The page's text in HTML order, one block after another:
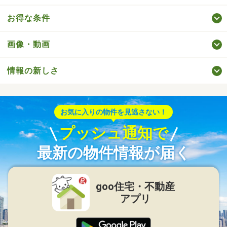
お得な条件
画像・動画
情報の新しさ
お気に入りの物件を見逃さない！
プッシュ通知で
最新の物件情報が届く
goo住宅・不動産
アプリ